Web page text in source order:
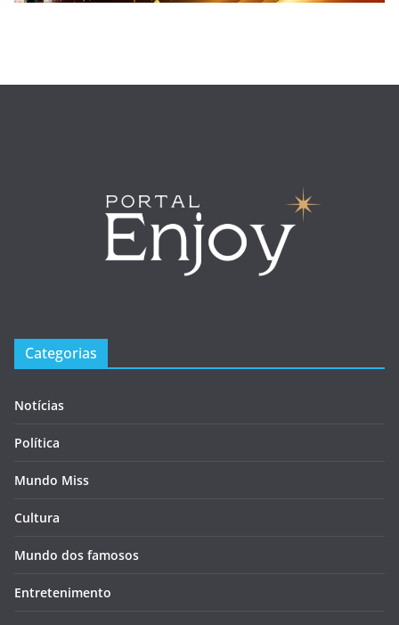
Categorias
Notícias
Política
Mundo Miss
Cultura
Mundo dos famosos
Entretenimento